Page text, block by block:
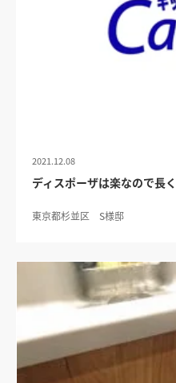
2021.12.08
ディスポーザは楽なので長
東京都杉並区 S様邸